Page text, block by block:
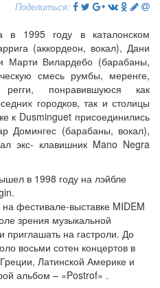
Поделиться:
в 1995 году в каталонском
(аккордеон, вокал), Дани
Марти Вилардебо (барабаны,
смесь румбы, меренге,
понравившуюся как
городков, так и столицы
к Dusminguet присоединились
Домингес (барабаны, вокал),
экс- клавишник Mano Negra
в 1998 году на лэйбле
фестивале-выставке MIDEM
зрения музыкальной
приглашать на гастроли. До
восьми сотен концертов в
Латинской Америке и
альбом – «Postrof» .